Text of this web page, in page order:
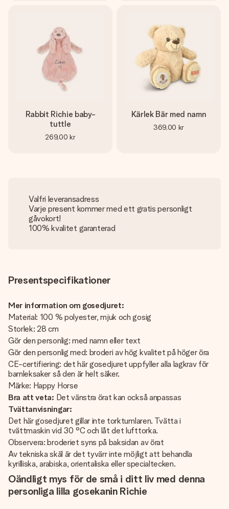
Rabbit Richie baby-
tuttle
269,00 kr
Kärlek Bär med namn
369,00 kr
Valfri leveransadress
Varje present kommer med ett gratis personligt
gåvokort!
100% kvalitet garanterad
Presentspecifikationer
Mer information om gosedjuret:
Material: 100 % polyester, mjuk och gosig
Storlek: 28 cm
Gör den personlig: med namn eller text
Gör den personlig med: broderi av hög kvalitet på höger öra
CE-certifiering: det här gosedjuret uppfyller alla lagkrav för
barnleksaker så den är helt säker.
Märke: Happy Horse
Bra att veta: Det vänstra örat kan också anpassas
Tvättanvisningar:
Det här gosedjuret gillar inte torktumlaren. Tvätta i
tvättmaskin vid 30 °C och låt det lufttorka.
Observera: broderiet syns på baksidan av örat
Av tekniska skäl är det tyvärr inte möjligt att behandla
kyrilliska, arabiska, orientaliska eller specialtecken.
Oändligt mys för de små i ditt liv med denna
personliga lilla gosekanin Richie